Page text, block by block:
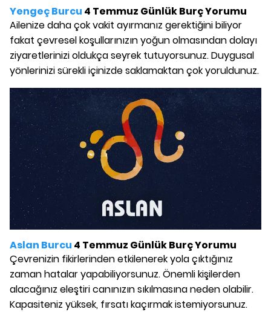
Yengeç Burcu 4 Temmuz Günlük Burç Yorumu
Ailenize daha çok vakit ayırmanız gerektiğini biliyor
fakat çevresel koşullarınızın yoğun olmasından dolayı
ziyaretlerinizi oldukça seyrek tutuyorsunuz. Duygusal
yönlerinizi sürekli içinizde saklamaktan çok yoruldunuz.
Aslan Burcu 4 Temmuz Günlük Burç Yorumu
Çevrenizin fikirlerinden etkilenerek yola çıktığınız
zaman hatalar yapabiliyorsunuz. Önemli kişilerden
alacağınız eleştiri canınızın sıkılmasına neden olabilir.
Kapasiteniz yüksek, fırsatı kaçırmak istemiyorsunuz.